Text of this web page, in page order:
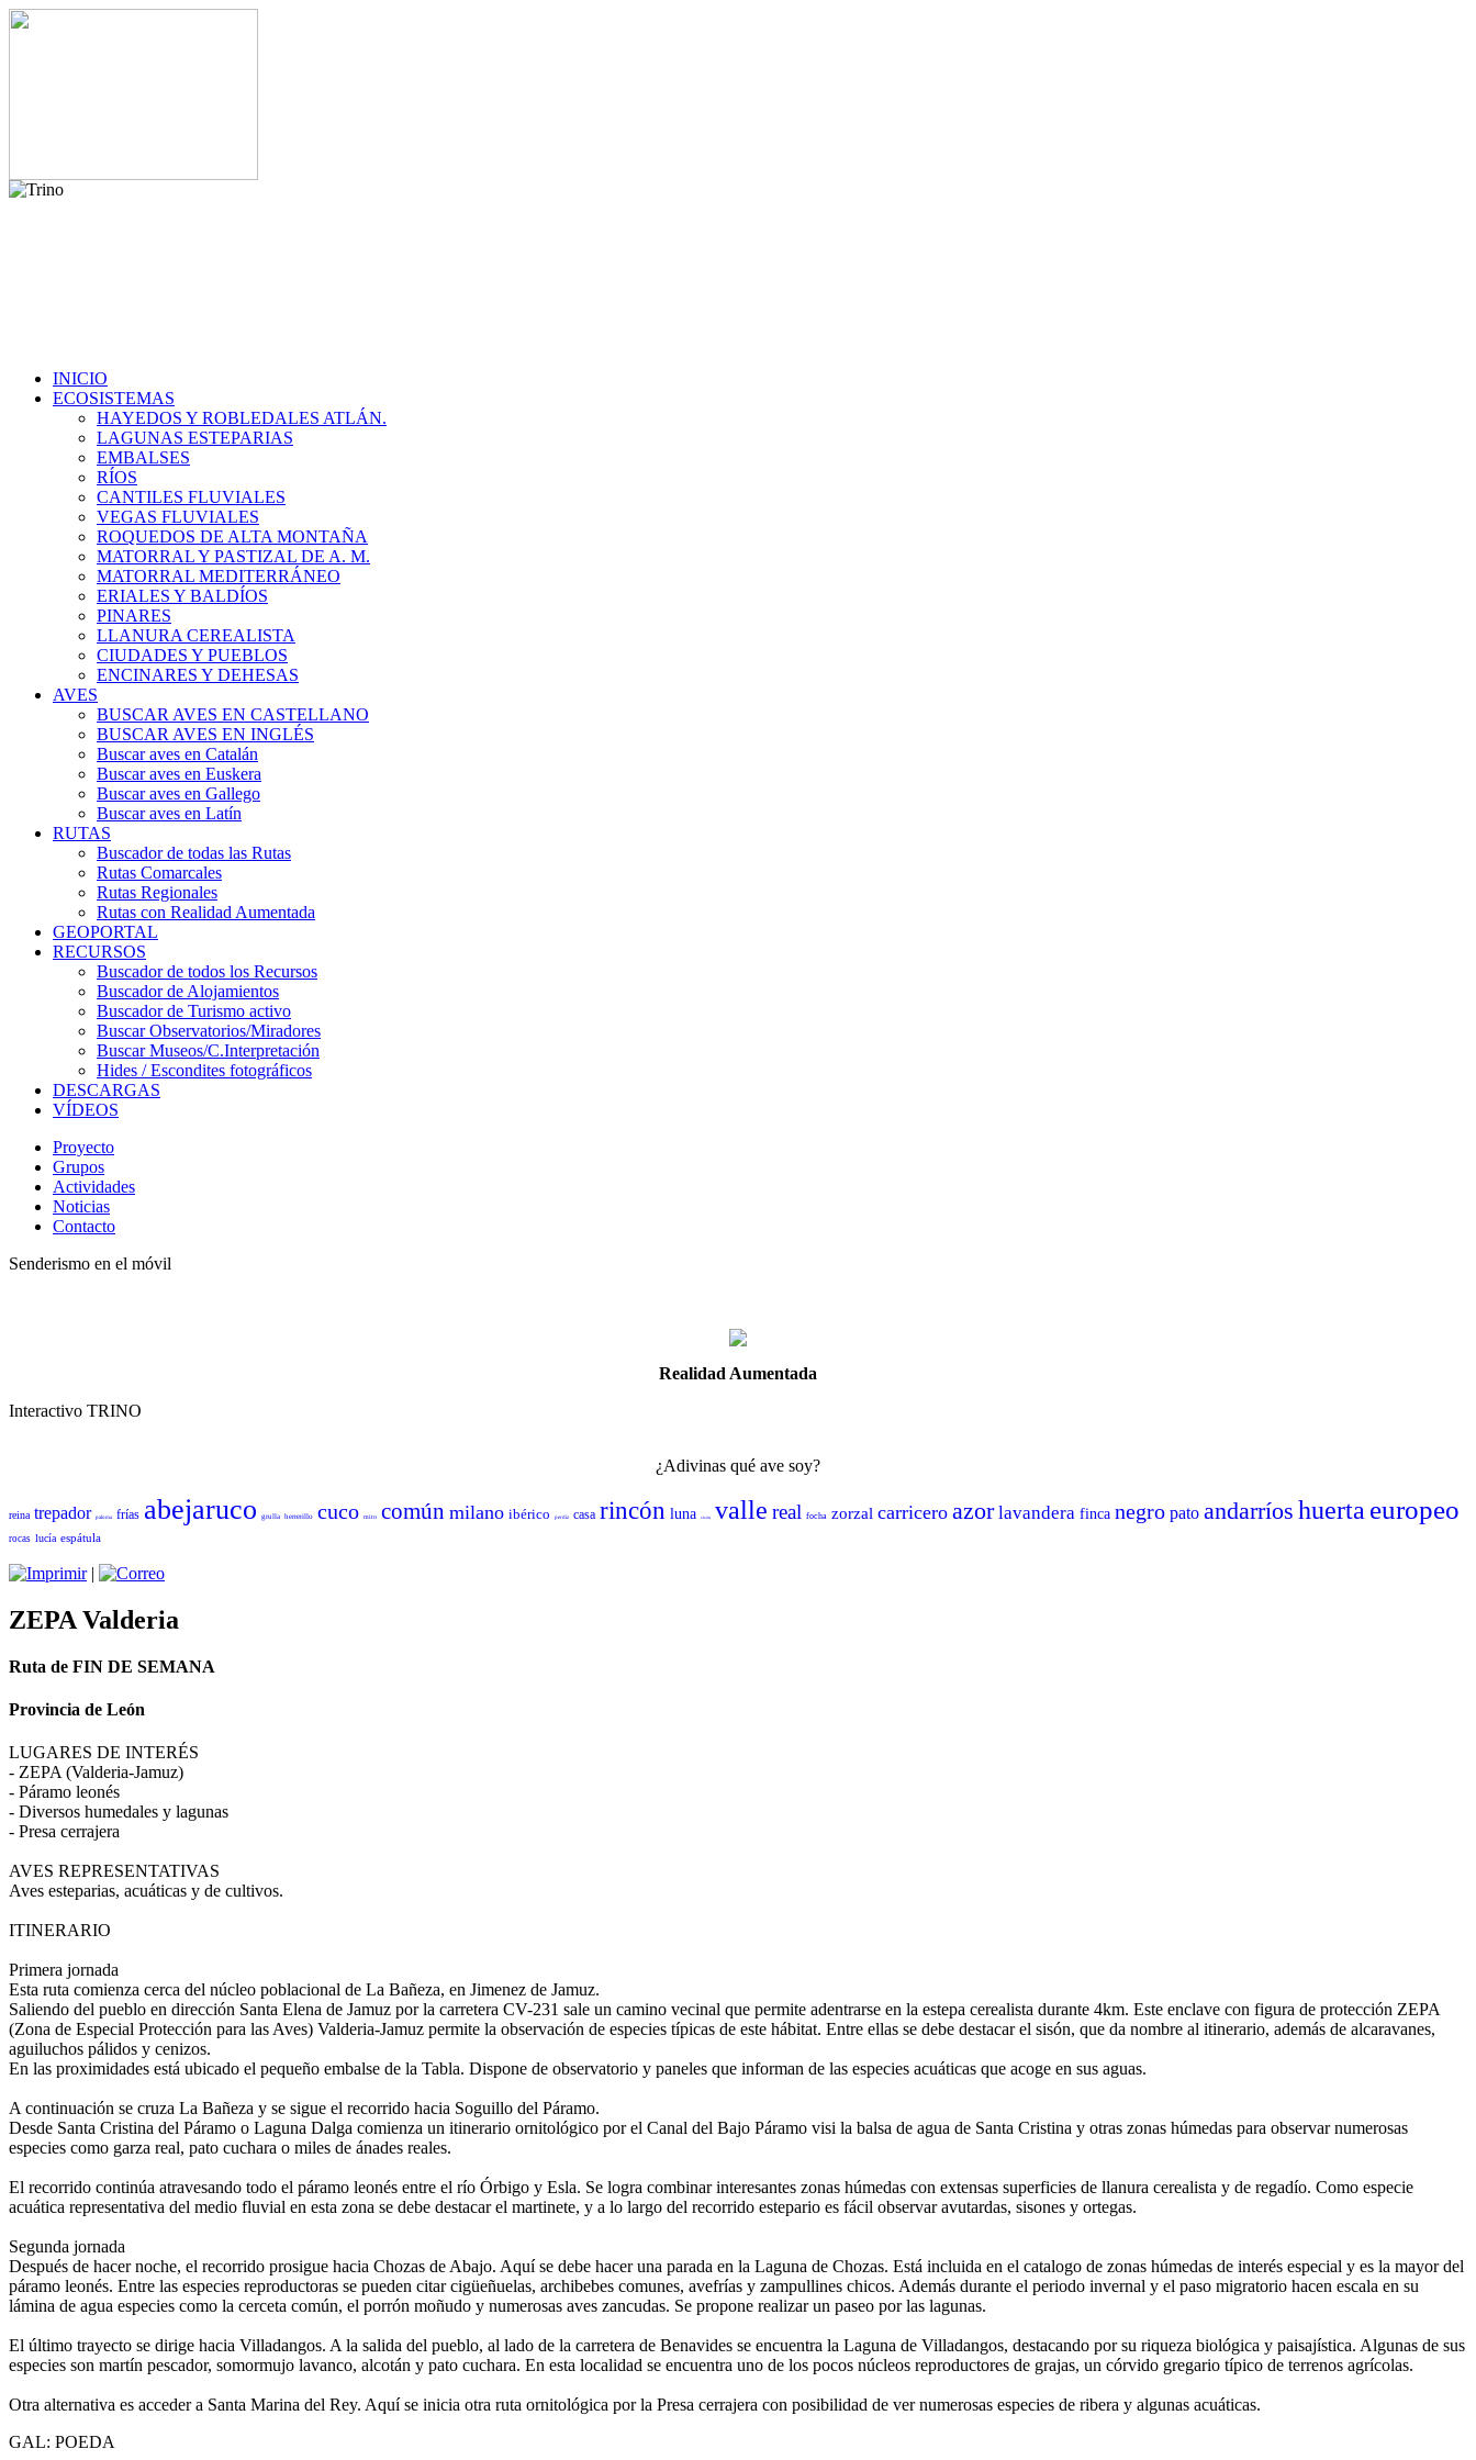
INICIO
ECOSISTEMAS
HAYEDOS Y ROBLEDALES ATLÁN.
LAGUNAS ESTEPARIAS
EMBALSES
RÍOS
CANTILES FLUVIALES
VEGAS FLUVIALES
ROQUEDOS DE ALTA MONTAÑA
MATORRAL Y PASTIZAL DE A. M.
MATORRAL MEDITERRÁNEO
ERIALES Y BALDÍOS
PINARES
LLANURA CEREALISTA
CIUDADES Y PUEBLOS
ENCINARES Y DEHESAS
AVES
BUSCAR AVES EN CASTELLANO
BUSCAR AVES EN INGLÉS
Buscar aves en Catalán
Buscar aves en Euskera
Buscar aves en Gallego
Buscar aves en Latín
RUTAS
Buscador de todas las Rutas
Rutas Comarcales
Rutas Regionales
Rutas con Realidad Aumentada
GEOPORTAL
RECURSOS
Buscador de todos los Recursos
Buscador de Alojamientos
Buscador de Turismo activo
Buscar Observatorios/Miradores
Buscar Museos/C.Interpretación
Hides / Escondites fotográficos
DESCARGAS
VÍDEOS
Proyecto
Grupos
Actividades
Noticias
Contacto
Senderismo en el móvil
Realidad Aumentada
Interactivo TRINO
¿Adivinas qué ave soy?
reina trepador paloma frías abejaruco grulla herrerillo cuco mito común milano ibérico perdiz casa rincón luna sisón valle real focha zorzal carricero azor lavandera finca negro pato andarríos huerta europeo
rocas lucía espátula
|
ZEPA Valderia
Ruta de FIN DE SEMANA
Provincia de León
LUGARES DE INTERÉS
- ZEPA (Valderia-Jamuz)
- Páramo leonés
- Diversos humedales y lagunas
- Presa cerrajera
AVES REPRESENTATIVAS
Aves esteparias, acuáticas y de cultivos.
ITINERARIO
Primera jornada
Esta ruta comienza cerca del núcleo poblacional de La Bañeza, en Jimenez de Jamuz.
Saliendo del pueblo en dirección Santa Elena de Jamuz por la carretera CV-231 sale un camino vecinal que permite adentrarse en la estepa cerealista durante 4km. Este enclave con figura de protección ZEPA
(Zona de Especial Protección para las Aves) Valderia-Jamuz permite la observación de especies típicas de este hábitat. Entre ellas se debe destacar el sisón, que da nombre al itinerario, además de alcaravanes,
aguiluchos pálidos y cenizos.
En las proximidades está ubicado el pequeño embalse de la Tabla. Dispone de observatorio y paneles que informan de las especies acuáticas que acoge en sus aguas.
A continuación se cruza La Bañeza y se sigue el recorrido hacia Soguillo del Páramo.
Desde Santa Cristina del Páramo o Laguna Dalga comienza un itinerario ornitológico por el Canal del Bajo Páramo visi la balsa de agua de Santa Cristina y otras zonas húmedas para observar numerosas
especies como garza real, pato cuchara o miles de ánades reales.
El recorrido continúa atravesando todo el páramo leonés entre el río Órbigo y Esla. Se logra combinar interesantes zonas húmedas con extensas superficies de llanura cerealista y de regadío. Como especie
acuática representativa del medio fluvial en esta zona se debe destacar el martinete, y a lo largo del recorrido estepario es fácil observar avutardas, sisones y ortegas.
Segunda jornada
Después de hacer noche, el recorrido prosigue hacia Chozas de Abajo. Aquí se debe hacer una parada en la Laguna de Chozas. Está incluida en el catalogo de zonas húmedas de interés especial y es la mayor del
páramo leonés. Entre las especies reproductoras se pueden citar cigüeñuelas, archibebes comunes, avefrías y zampullines chicos. Además durante el periodo invernal y el paso migratorio hacen escala en su
lámina de agua especies como la cerceta común, el porrón moñudo y numerosas aves zancudas. Se propone realizar un paseo por las lagunas.
El último trayecto se dirige hacia Villadangos. A la salida del pueblo, al lado de la carretera de Benavides se encuentra la Laguna de Villadangos, destacando por su riqueza biológica y paisajística. Algunas de sus
especies son martín pescador, somormujo lavanco, alcotán y pato cuchara. En esta localidad se encuentra uno de los pocos núcleos reproductores de grajas, un córvido gregario típico de terrenos agrícolas.
Otra alternativa es acceder a Santa Marina del Rey. Aquí se inicia otra ruta ornitológica por la Presa cerrajera con posibilidad de ver numerosas especies de ribera y algunas acuáticas.
GAL: POEDA